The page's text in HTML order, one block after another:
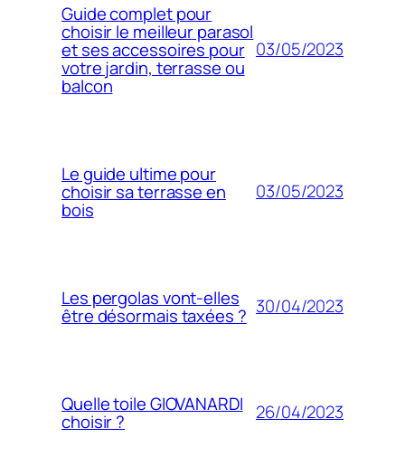
Guide complet pour
choisir le meilleur parasol
et ses accessoires pour
votre jardin, terrasse ou
balcon
03/05/2023
Le guide ultime pour
choisir sa terrasse en
bois
03/05/2023
Les pergolas vont-elles
être désormais taxées ? 30/04/2023
Quelle toile GIOVANARDI
choisir ? 26/04/2023